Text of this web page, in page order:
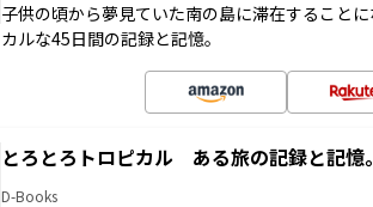
子供の頃から夢見ていた南の島に滞在すること
カルな45日間の記録と記憶。
とろとろトロピカル ある旅の記録と記
D-Books